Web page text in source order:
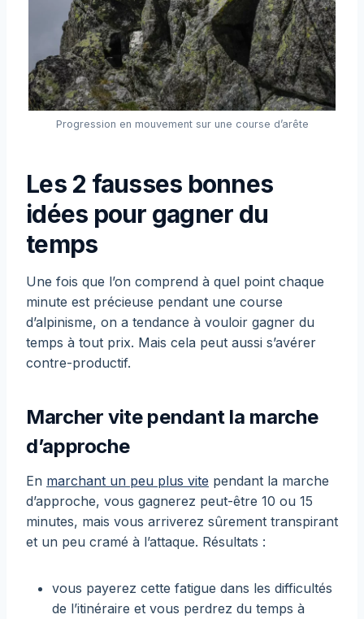
Progression en mouvement sur une course d’arête
Les 2 fausses bonnes
idées pour gagner du
temps
Une fois que l’on comprend à quel point chaque
minute est précieuse pendant une course
d’alpinisme, on a tendance à vouloir gagner du
temps à tout prix. Mais cela peut aussi s’avérer
contre-productif.
Marcher vite pendant la marche
d’approche
En marchant un peu plus vite pendant la marche
d’approche, vous gagnerez peut-être 10 ou 15
minutes, mais vous arriverez sûrement transpirant
et un peu cramé à l’attaque. Résultats :
vous payerez cette fatigue dans les difficultés
de l’itinéraire et vous perdrez du temps à